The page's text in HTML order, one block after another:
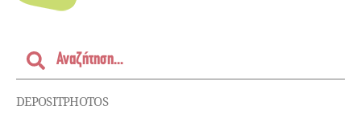
DEPOSITPHOTOS